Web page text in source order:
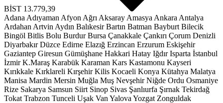
BİST 13.779,39
Adana Adıyaman Afyon Ağrı Aksaray Amasya Ankara Antalya
Ardahan Artvin Aydın Balıkesir Bartın Batman Bayburt Bilecik
Bingöl Bitlis Bolu Burdur Bursa Çanakkale Çankırı Çorum Denizli
Diyarbakır Düzce Edirne Elazığ Erzincan Erzurum Eskişehir
Gaziantep Giresun Gümüşhane Hakkari Hatay Iğdır Isparta İstanbul
İzmir K.Maraş Karabük Karaman Kars Kastamonu Kayseri
Kırıkkale Kırklareli Kırşehir Kilis Kocaeli Konya Kütahya Malatya
Manisa Mardin Mersin Muğla Muş Nevşehir Niğde Ordu Osmaniye
Rize Sakarya Samsun Siirt Sinop Sivas Şanlıurfa Şırnak Tekirdağ
Tokat Trabzon Tunceli Uşak Van Yalova Yozgat Zonguldak